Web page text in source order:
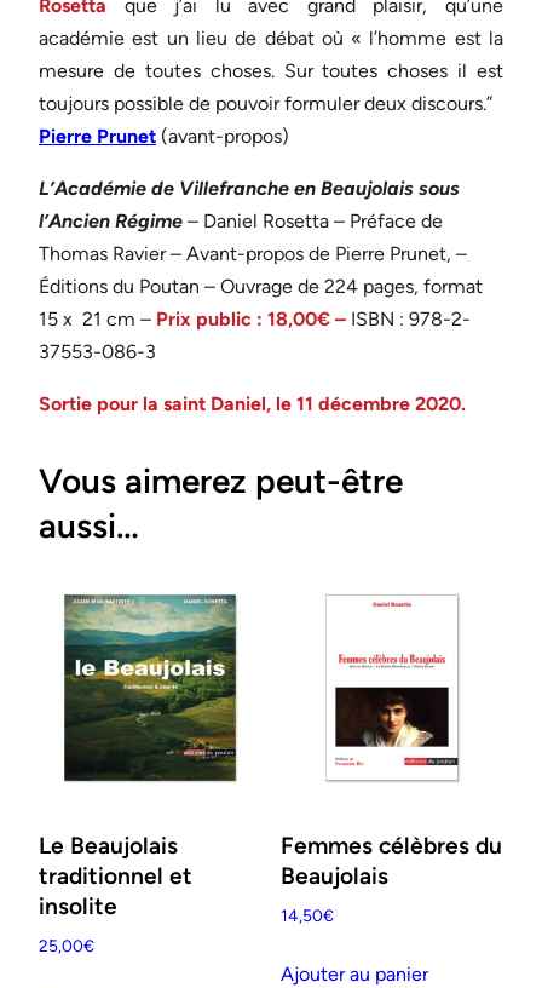
Rosetta que j’ai lu avec grand plaisir, qu’une
académie est un lieu de débat où « l’homme est la
mesure de toutes choses. Sur toutes choses il est
toujours possible de pouvoir formuler deux discours.”
Pierre Prunet (avant-propos)
L’Académie de Villefranche en Beaujolais sous
l’Ancien Régime – Daniel Rosetta – Préface de
Thomas Ravier – Avant-propos de Pierre Prunet, –
Éditions du Poutan – Ouvrage de 224 pages, format
15 x 21 cm – Prix public : 18,00€ – ISBN : 978-2-
37553-086-3
Sortie pour la saint Daniel, le 11 décembre 2020.
Vous aimerez peut-être
aussi…
Le Beaujolais
traditionnel et
insolite
25,00€
Femmes célèbres du
Beaujolais
14,50€
Ajouter au panier